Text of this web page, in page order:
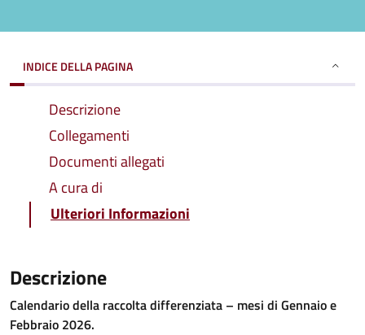
INDICE DELLA PAGINA
Descrizione
Collegamenti
Documenti allegati
A cura di
Ulteriori Informazioni
Descrizione
Calendario della raccolta differenziata – mesi di Gennaio e
Febbraio 2026.